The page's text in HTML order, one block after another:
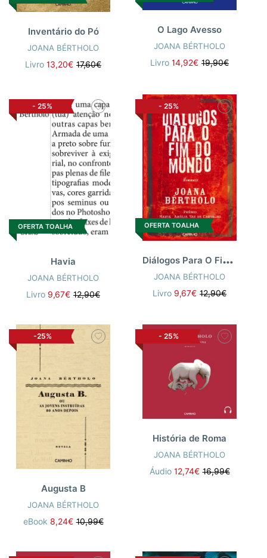
Inventário do Pó
JOANA BÉRTHOLO
Livro 13,20€ 17,60€
O Lago Avesso
JOANA BÉRTHOLO
Livro 14,92€ 19,90€
- 25%
OFERTA TOALHA
Havia
JOANA BÉRTHOLO
Livro 9,67€ 12,90€
- 25%
OFERTA TOALHA
D
iálogos Para O Fim Do Mundo
JOANA BÉRTHOLO
Livro 9,67€ 12,90€
-25%
Augusta B
JOANA BÉRTHOLO
eBook 8,24€ 10,99€
- 25%
História de Roma
JOANA BÉRTHOLO
Áudio 12,74€ 16,99€